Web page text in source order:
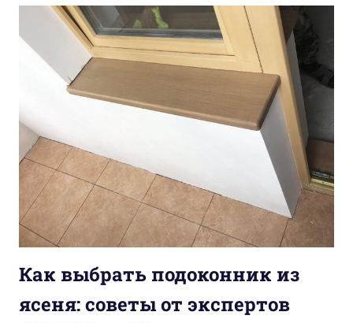
Как выбрать подоконник из
ясеня: советы от экспертов